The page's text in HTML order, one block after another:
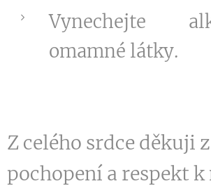
Vynechejte
omamné látky.
Z celého srdce děkuji
pochopení a respekt k